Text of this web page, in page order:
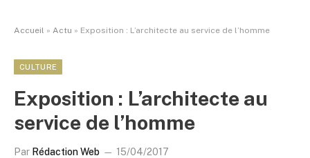
Accueil » Actu » Exposition : L’architecte au service de l’homme
CULTURE
Exposition : L’architecte au
service de l’homme
Par Rédaction Web 15/04/2017